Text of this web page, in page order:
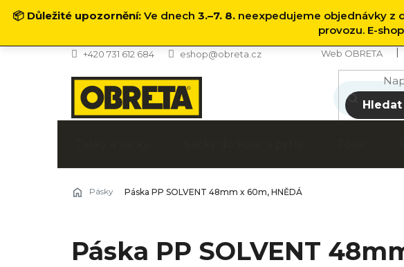
📦 Důležité upozornění: Ve dnech 3.–7. 8. neexpedujeme objednávky z
provozu. E-
Přejít
+420 731 612 684 eshop@obreta.cz Web OBRETA
Hledat
Pásky Páska PP SOLVENT 48mm x 60m, HNĚDÁ
Páska PP SOLVENT